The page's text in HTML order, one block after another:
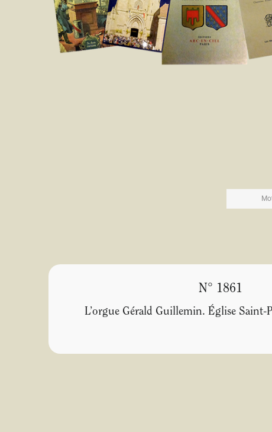
N° 1861
L’orgue Gérald Guillemin. Église Saint-